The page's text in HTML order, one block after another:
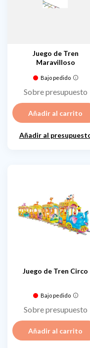
Juego de Tren
Maravilloso
Bajo pedido
Sobre presupuesto
Añadir al carrito
Añadir al
Juego de Tren Circo
Bajo pedido
Sobre presupuesto
Añadir al carrito